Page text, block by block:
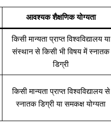
आवश्यक शैक्षणिक योग्यता
किसी मान्यता प्राप्त विश्वविद्यालय या
संस्थान से किसी भी विषय में स्नातक
डिग्री
किसी मान्यता प्राप्त विश्वविद्यालय से
स्नातक डिग्री या समकक्ष योग्यता